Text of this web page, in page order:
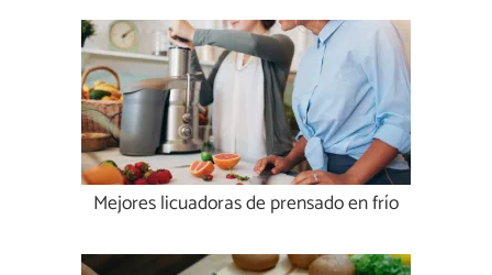
Mejores licuadoras de prensado en frío